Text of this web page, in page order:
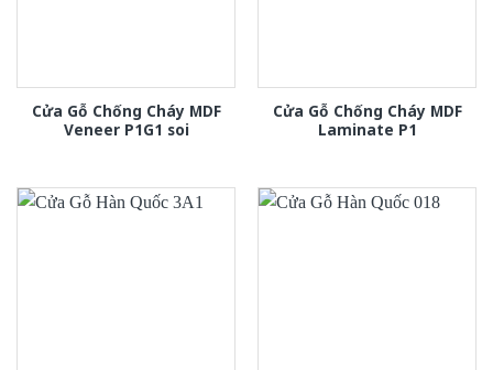
Cửa Gỗ Chống Cháy MDF
Veneer P1G1 soi
Cửa Gỗ Chống Cháy MDF
Laminate P1